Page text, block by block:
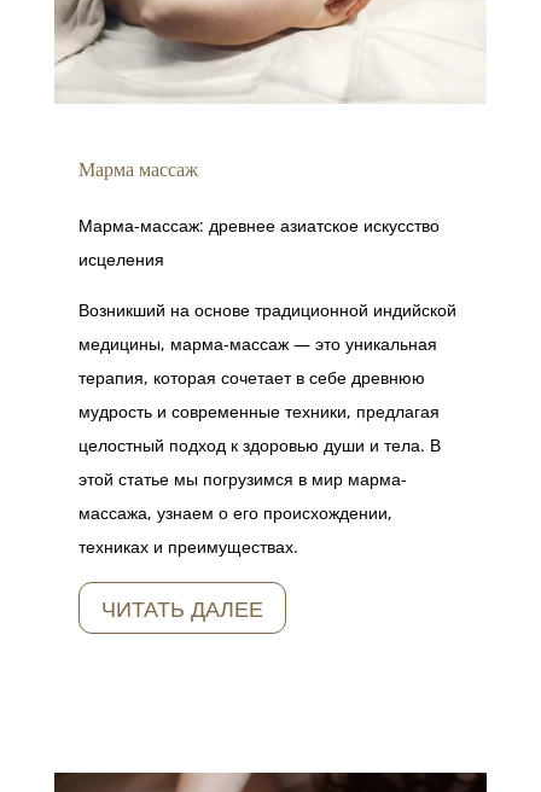
Марма массаж
Марма-массаж: древнее азиатское искусство
исцеления
Возникший на основе традиционной индийской
медицины, марма-массаж — это уникальная
терапия, которая сочетает в себе древнюю
мудрость и современные техники, предлагая
целостный подход к здоровью души и тела. В
этой статье мы погрузимся в мир марма-
массажа, узнаем о его происхождении,
техниках и преимуществах.
ЧИТАТЬ ДАЛЕЕ